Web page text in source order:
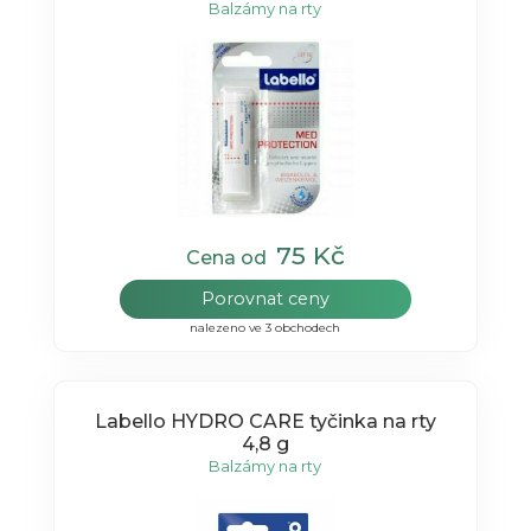
Balzámy na rty
Cena od 75 Kč
Porovnat ceny
nalezeno ve 3 obchodech
Labello HYDRO CARE tyčinka na rty
4,8 g
Balzámy na rty